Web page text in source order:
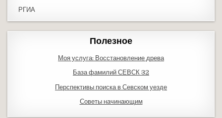
РГИА
Полезное
Моя услуга: Восстановление древа
База фамилий СЕВСК 32
Перспективы поиска в Севском уезде
Советы начинающим